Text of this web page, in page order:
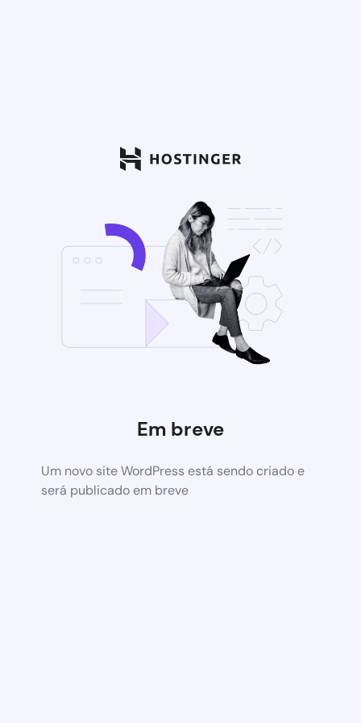
Em breve
Um novo site WordPress está sendo criado e
será publicado em breve